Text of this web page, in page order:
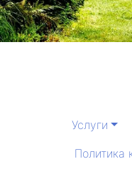
Услуги
Политика